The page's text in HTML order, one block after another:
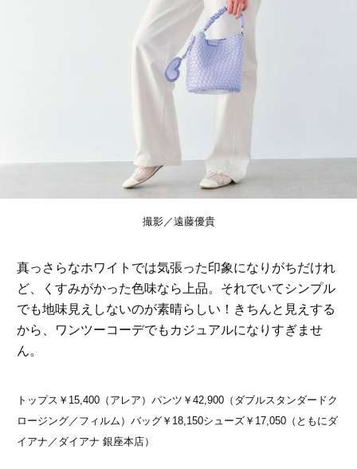
撮影／遠藤優貴
真っさらなホワイトでは気張った印象になりがちだけれ
ど、くすみがかった色味なら上品。それでいてシンプル
でも地味見えしないのが素晴らしい！きちんと見えする
から、ワンツーコーデでもカジュアルになりすぎませ
ん。
トップス￥15,400（アレア）パンツ￥42,900（ダブルスタンダードク
ロージング／フィルム）バッグ￥18,150シューズ￥17,050（ともにダ
イアナ／ダイアナ 銀座本店）